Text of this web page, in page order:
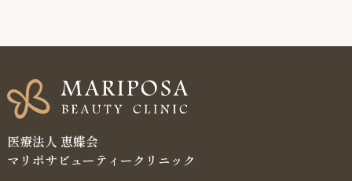
医療法人 恵蝶会
マリポサビューティークリニック